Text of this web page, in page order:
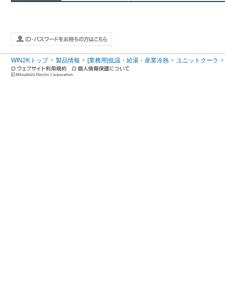
WIN2Kトップ 製品情報 [業務用]低温・給湯・産業冷熱 ユニットクーラ